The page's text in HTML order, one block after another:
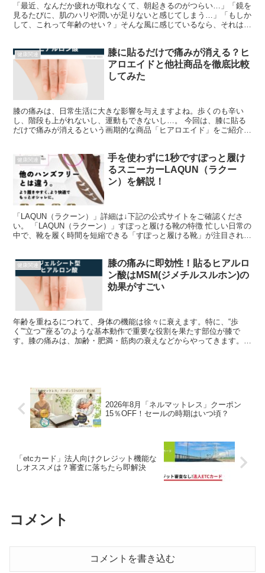
「最近、なんだか疲れが取れなくて、朝起きるのがつらい…」「鏡を
見るたびに、肌のハリや潤いが足りないと感じてしまう…」「もしか
して、これって年齢のせい？」そんな風に感じているなら、それは決
健康関連
膝に貼るだけで痛みが消える？ヒ
アロエイドと他社商品を徹底比較
してみた
膝の痛みは、日常生活に大きな影響を与えますよね。歩くのも辛い
し、階段も上がれないし、運動もできないし…。 今回は、膝に貼る
だけで痛みが消えるという画期的な商品「ヒアロエイド」をご紹介し
健康関連
手を使わずに1秒ですぽっと履け
るスニーカーLAQUN（ラクー
ン）を解説！
「LAQUN（ラクーン）」詳細は↓下記の公式サイトをご確認くださ
い。 「LAQUN（ラクーン）」すぽっと履ける靴の特徴 忙しい日常の
中で、靴を履く時間を短縮できる「すぽっと履ける靴」が注目されて
健康関連
膝の痛みに即効性！貼るヒアルロ
ン酸はMSM(ジメチルスルホン)の
効果がすごい
年齢を重ねるにつれて、身体の機能は徐々に衰えます。特に、“歩
く”“立つ”“座る”のような基本動作で重要な役割を果たす部位が膝で
す。膝の痛みは、加齢・肥満・筋肉の衰えなどからやってきます。
2026年8月「ネルマットレス」クーポン
15％OFF！セールの時期はいつ頃？
「etcカード」法人向けクレジット機能な
しオススメは？審査に落ちたら即解決
コメント
コメントを書き込む